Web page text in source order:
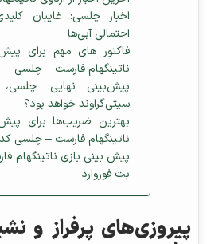
اخبار چلسی: غایبان
احتمالی آبی‌ها
فاکتور های مهم برای
ناتینگهام فارست – چلسی
پیش‌بینی نهایی: چلسی،
سیتی‌گراوند خواهد بود؟
بهترین ضریب‌ها برای
ناتینگهام فارست – چلسی
پیش‌ بینی بازی ناتینگهام
بت فوروارد
پیروزی‌های پرفراز و